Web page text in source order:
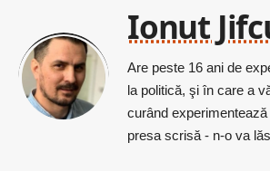
Ionut
Are peste 16 ani de
la politică, şi în care a
curând
presa scrisă - n-o va